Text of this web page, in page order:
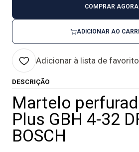
ADICIONAR AO
COMPRAR AGORA
Adicionar à lista de
DESCRIÇÃO
Martelo
Plus GBH 4-32
BOSCH